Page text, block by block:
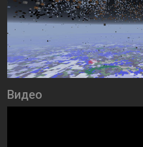
Видео